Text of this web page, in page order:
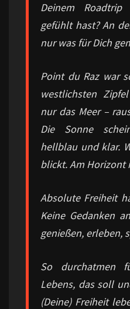
Deinem
gefühlt hast? An
nur was für Dich
Point du Raz war
westlichsten
nur das Meer –
Die Sonne
hellblau und klar.
blickt. Am Horizont
Absolute Freiheit
Keine Gedanken
genießen, erleben,
So durchatmen
Lebens, das soll
(Deine) Freiheit